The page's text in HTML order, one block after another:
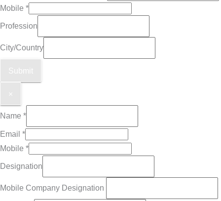
Mobile *
Profession
City/Country
Submit
×
Name *
Email *
Mobile *
Designation
Mobile Company Designation